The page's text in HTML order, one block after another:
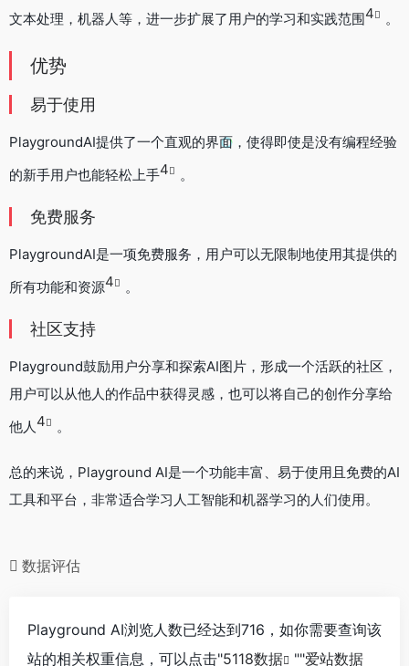
文本处理，机器人等，进一步扩展了用户的学习和实践范围4 。
优势
易于使用
PlaygroundAI提供了一个直观的界面，使得即使是没有编程经验
的新手用户也能轻松上手4 。
免费服务
PlaygroundAI是一项免费服务，用户可以无限制地使用其提供的
所有功能和资源4 。
社区支持
Playground鼓励用户分享和探索AI图片，形成一个活跃的社区，
用户可以从他人的作品中获得灵感，也可以将自己的创作分享给
他人 4 。
总的来说，Playground AI是一个功能丰富、易于使用且免费的AI
工具和平台，非常适合学习人工智能和机器学习的人们使用。
数据评估
Playground AI浏览人数已经达到716，如你需要查询该
站的相关权重信息，可以点击"5118数据 ""爱站数据